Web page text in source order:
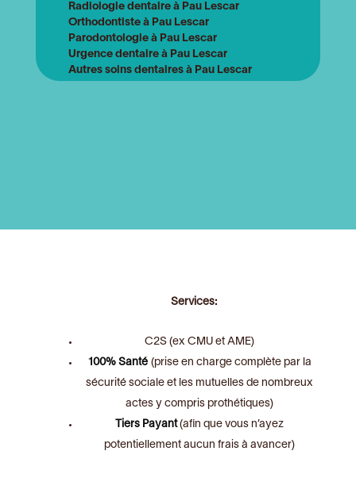
Radiologie dentaire à Pau Lescar
Orthodontiste à Pau Lescar
Parodontologie à Pau Lescar
Urgence dentaire à Pau Lescar
Autres soins dentaires à Pau Lescar
Services:
C2S (ex CMU et AME)
100% Santé (prise en charge complète par la
sécurité sociale et les mutuelles de nombreux
actes y compris prothétiques)
Tiers Payant(afin que vous n’ayez
potentiellement aucun frais à avancer)